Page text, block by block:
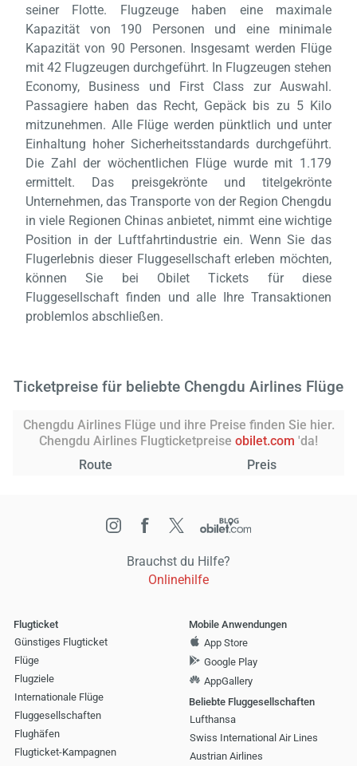
seiner Flotte. Flugzeuge haben eine maximale
Kapazität von 190 Personen und eine minimale
Kapazität von 90 Personen. Insgesamt werden Flüge
mit 42 Flugzeugen durchgeführt. In Flugzeugen stehen
Economy, Business und First Class zur Auswahl.
Passagiere haben das Recht, Gepäck bis zu 5 Kilo
mitzunehmen. Alle Flüge werden pünktlich und unter
Einhaltung hoher Sicherheitsstandards durchgeführt.
Die Zahl der wöchentlichen Flüge wurde mit 1.179
ermittelt. Das preisgekrönte und titelgekrönte
Unternehmen, das Transporte von der Region Chengdu
in viele Regionen Chinas anbietet, nimmt eine wichtige
Position in der Luftfahrtindustrie ein. Wenn Sie das
Flugerlebnis dieser Fluggesellschaft erleben möchten,
können Sie bei Obilet Tickets für diese
Fluggesellschaft finden und alle Ihre Transaktionen
problemlos abschließen.
Ticketpreise für beliebte Chengdu Airlines Flüge
Chengdu Airlines Flüge und ihre Preise finden Sie hier.
Chengdu Airlines Flugticketpreise obilet.com 'da!
Route
Preis
Brauchst du Hilfe?
Onlinehilfe
Flugticket
Günstiges Flugticket
Flüge
Flugziele
Internationale Flüge
Fluggesellschaften
Flughäfen
Flugticket-Kampagnen
Mobile Anwendungen
App Store
Google Play
AppGallery
Beliebte Fluggesellschaften
Lufthansa
Swiss International Air Lines
Austrian Airlines